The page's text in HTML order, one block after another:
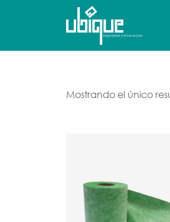
Mostrando el único